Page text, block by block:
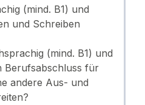
(mind. B1) und
und Schreiben
(mind. B1) und
Berufsabschluss für
andere Aus- und